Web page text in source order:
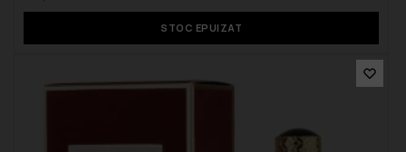
STOC EPUIZAT